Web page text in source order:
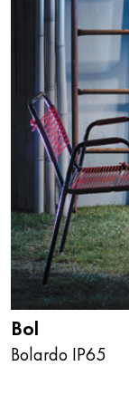
Bol
Bolardo IP65